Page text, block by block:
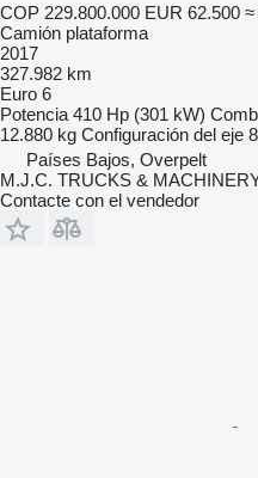
COP 229.800.000 EUR 62.500 ≈
Camión plataforma
2017
327.982 km
Euro 6
Potencia 410 Hp (301 kW)
12.880 kg Configuración del eje
Países Bajos, Overpelt
M.J.C. TRUCKS &
Contacte con el vendedor